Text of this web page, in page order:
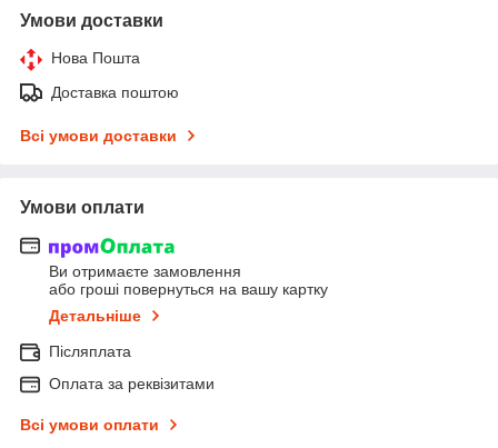
Умови доставки
Нова Пошта
Доставка поштою
Всі умови доставки
Умови оплати
Ви отримаєте замовлення
або гроші повернуться на вашу картку
Детальніше
Післяплата
Оплата за реквізитами
Всі умови оплати